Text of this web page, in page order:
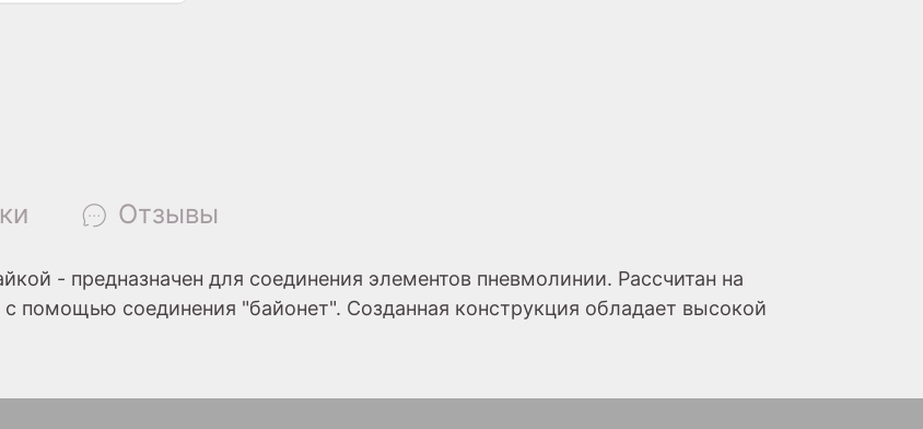
Отзывы
- предназначен для соединения элементов пневмолинии. Рассчитан на
помощью соединения "байонет". Созданная конструкция обладает высокой